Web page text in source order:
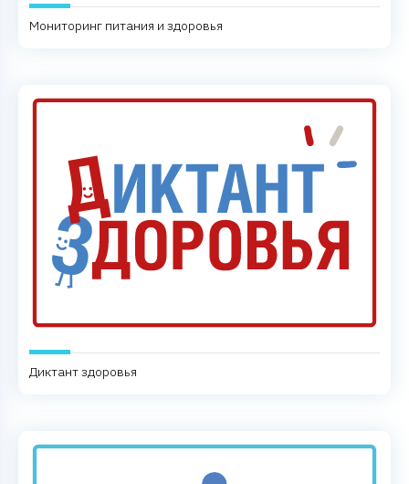
Мониторинг питания и здоровья
Диктант здоровья